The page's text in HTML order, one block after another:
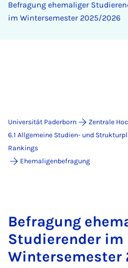
Befragung ehemaliger
im Wintersemester 2025/2026
Universität Paderborn
Zentrale
6.1 Allgemeine Studien- und
Rankings
Ehemaligenbefragung
Befragung
Studierender im
Wintersemester